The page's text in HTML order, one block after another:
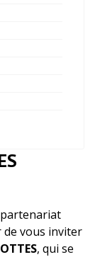
de vous inviter
, qui se